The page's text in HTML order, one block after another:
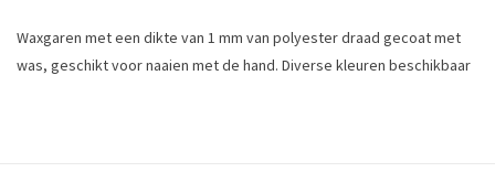
Waxgaren met een dikte van 1 mm van polyester draad gecoat met
was, geschikt voor naaien met de hand. Diverse kleuren beschikbaar